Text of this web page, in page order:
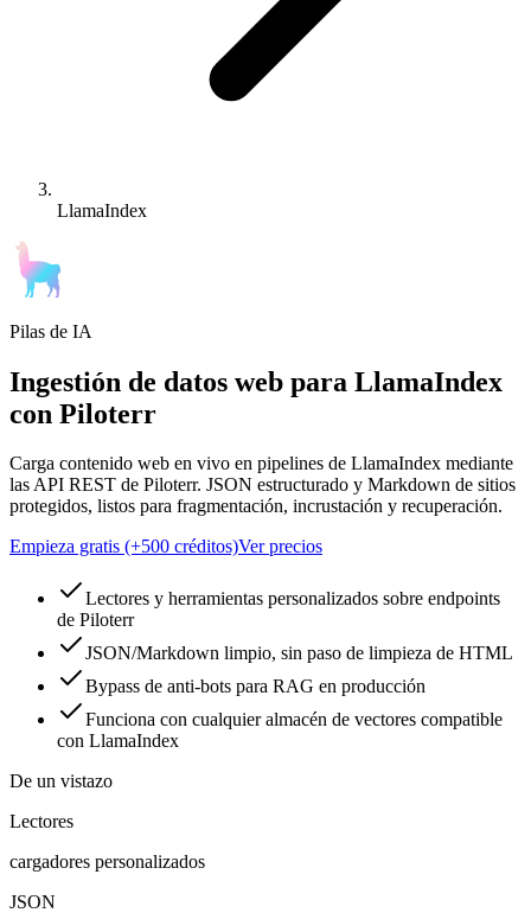
LlamaIndex
Pilas de IA
Ingestión de datos web para LlamaIndex
con Piloterr
Carga contenido web en vivo en pipelines de LlamaIndex mediante
las API REST de Piloterr. JSON estructurado y Markdown de sitios
protegidos, listos para fragmentación, incrustación y recuperación.
Empieza gratis (+500 créditos)Ver precios
Lectores y herramientas personalizados sobre endpoints
de Piloterr
JSON/Markdown limpio, sin paso de limpieza de HTML
Bypass de anti-bots para RAG en producción
Funciona con cualquier almacén de vectores compatible
con LlamaIndex
De un vistazo
Lectores
cargadores personalizados
JSON